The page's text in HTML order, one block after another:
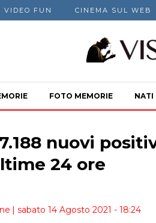
VIDEO FUN CINEMA SUL WEB
FOTO MEMORIE NATI
nuovi
24 ore
| sabato 14 Agosto 2021 - 18:24